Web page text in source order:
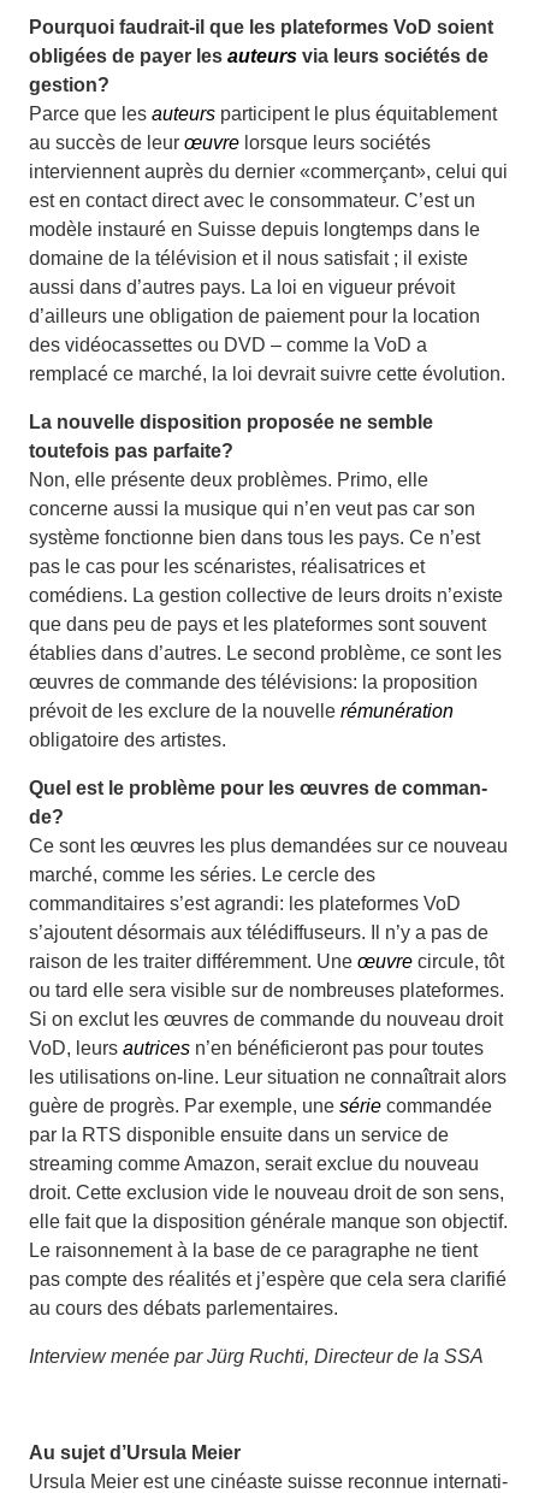
Pourquoi faudrait-il que les plateformes VoD soient
obligées de payer les auteurs via leurs sociétés de
gestion?
Parce que les auteurs participent le plus équitablement
au succès de leur œuvre lorsque leurs sociétés
interviennent auprès du dernier «commerçant», celui qui
est en contact direct avec le consommateur. C’est un
modèle instauré en Suisse depuis longtemps dans le
domaine de la télévision et il nous satisfait ; il existe
aussi dans d’autres pays. La loi en vigueur prévoit
d’ailleurs une obligation de paiement pour la location
des vidéocassettes ou DVD – comme la VoD a
remplacé ce marché, la loi devrait suivre cette évolution.
La nouvelle disposition proposée ne semble
toutefois pas parfaite?
Non, elle présente deux problèmes. Primo, elle
concerne aussi la musique qui n’en veut pas car son
système fonctionne bien dans tous les pays. Ce n’est
pas le cas pour les scénaristes, réalisatrices et
comédiens. La gestion collective de leurs droits n’existe
que dans peu de pays et les plateformes sont souvent
établies dans d’autres. Le second problème, ce sont les
œuvres de commande des télévisions: la proposition
prévoit de les exclure de la nouvelle rémunération
obligatoire des artistes.
Quel est le problème pour les œuvres de comman­
de?
Ce sont les œuvres les plus demandées sur ce nouveau
marché, comme les séries. Le cercle des
commanditaires s’est agrandi: les plateformes VoD
s’ajoutent désormais aux télédiffuseurs. Il n’y a pas de
raison de les traiter différemment. Une œuvre circule, tôt
ou tard elle sera vi­sible sur de nombreuses plateformes.
Si on exclut les œuvres de commande du nouveau droit
VoD, leurs autrices n’en bénéficieront pas pour toutes
les utilisa­tions on-line. Leur situation ne connaîtrait alors
guère de progrès. Par exemple, une série commandée
par la RTS disponible ensuite dans un service de
streaming comme Amazon, serait exclue du nouveau
droit. Cette exclusion vide le nouveau droit de son sens,
elle fait que la dispo­sition générale manque son objectif.
Le raisonnement à la base de ce paragraphe ne tient
pas compte des réa­lités et j’espère que cela sera clarifié
au cours des débats parlementaires.
Interview menée par Jürg Ruchti, Directeur de la SSA
Au sujet d’Ursula Meier
Ursula Meier est une cinéaste suisse reconnue internati­